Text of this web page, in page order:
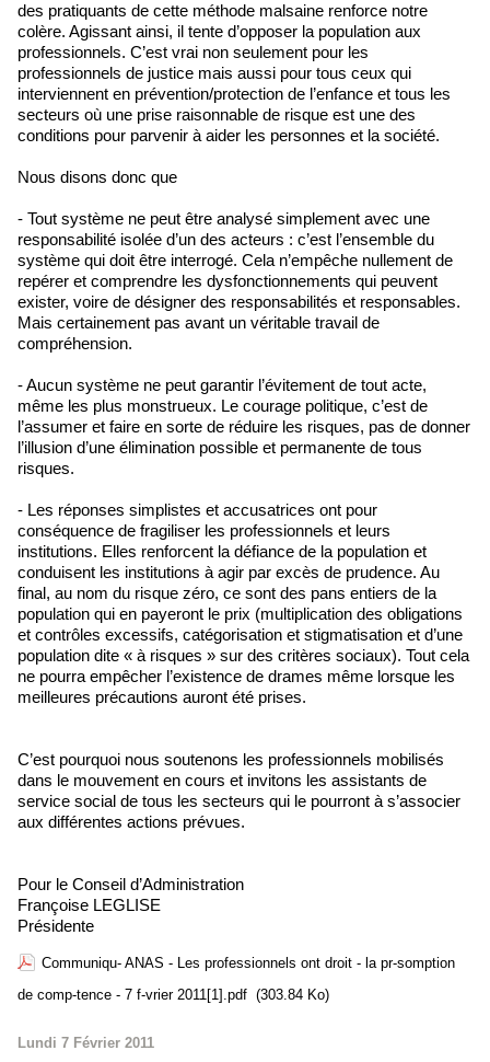
des pratiquants de cette méthode malsaine renforce notre
colère. Agissant ainsi, il tente d’opposer la population aux
professionnels. C’est vrai non seulement pour les
professionnels de justice mais aussi pour tous ceux qui
interviennent en prévention/protection de l’enfance et tous les
secteurs où une prise raisonnable de risque est une des
conditions pour parvenir à aider les personnes et la société.
Nous disons donc que
- Tout système ne peut être analysé simplement avec une
responsabilité isolée d’un des acteurs : c’est l’ensemble du
système qui doit être interrogé. Cela n’empêche nullement de
repérer et comprendre les dysfonctionnements qui peuvent
exister, voire de désigner des responsabilités et responsables.
Mais certainement pas avant un véritable travail de
compréhension.
- Aucun système ne peut garantir l’évitement de tout acte,
même les plus monstrueux. Le courage politique, c’est de
l’assumer et faire en sorte de réduire les risques, pas de donner
l’illusion d’une élimination possible et permanente de tous
risques.
- Les réponses simplistes et accusatrices ont pour
conséquence de fragiliser les professionnels et leurs
institutions. Elles renforcent la défiance de la population et
conduisent les institutions à agir par excès de prudence. Au
final, au nom du risque zéro, ce sont des pans entiers de la
population qui en payeront le prix (multiplication des obligations
et contrôles excessifs, catégorisation et stigmatisation et d’une
population dite « à risques » sur des critères sociaux). Tout cela
ne pourra empêcher l’existence de drames même lorsque les
meilleures précautions auront été prises.
C’est pourquoi nous soutenons les professionnels mobilisés
dans le mouvement en cours et invitons les assistants de
service social de tous les secteurs qui le pourront à s’associer
aux différentes actions prévues.
Pour le Conseil d’Administration
Françoise LEGLISE
Présidente
Communiqu- ANAS - Les professionnels ont droit - la pr-somption
de comp-tence - 7 f-vrier 2011[1].pdf (303.84 Ko)
Lundi 7 Février 2011